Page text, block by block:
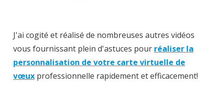
J'ai cogité et réalisé de nombreuses autres vidéos
vous fournissant plein d'astuces pour réaliser la
personnalisation de votre carte virtuelle de
vœux professionnelle rapidement et efficacement!